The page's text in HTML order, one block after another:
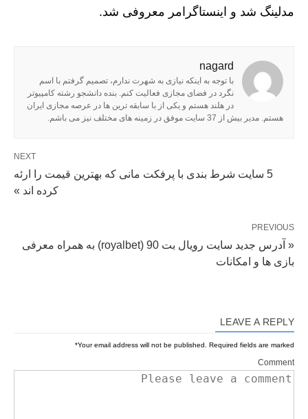
مدلینگ شد و اینستاگرامر معروفی شد.
nagard
با توجه به اینکه نیازی به شهرت ندارم، تصمیم گرفتم با اسم
نگرد در فضای مجازی فعالیت کنم. بنده دانشجو رشته کامپیوتر
در هلند هستم و یکی از با سابقه ترین ها در عرصه مجازی ایران
هستم. مدیر بیش از 37 سایت موفق در زمینه های مختلف نیز می باشم.
NEXT
5 سایت شرط بندی با پرفکت مانی که بهترین قیمت را ارئه
کرده اند »
PREVIOUS
« آدرس جدید سایت رویال بت 90 (royalbet) به همراه معرفی
بازی ها و امکانات
LEAVE A REPLY
Your email address will not be published. Required fields are marked
*
Comment